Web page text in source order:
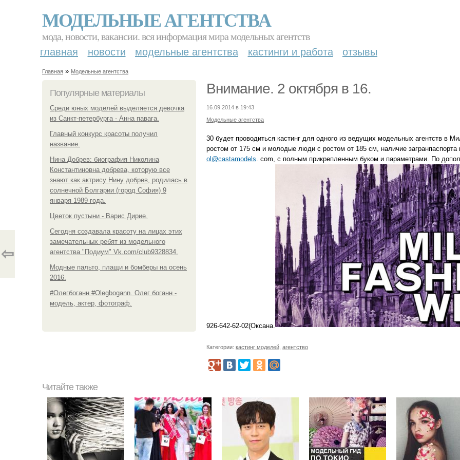
МОДЕЛЬНЫЕ АГЕНТСТВА
мода, новости, вакансии. вся информация мира модельных агентств
главная новости модельные агентства кастинги и работа отзывы
Главная » Модельные агентства
Популярные материалы
Среди юных моделей выделяется девочка
из Санкт-петербурга - Анна павага.
Главный конкурс красоты получил
название.
Нина Добрев: биография Николина
Константиновна добрева, которую все
знают как актрису Нину добрев, родилась в
солнечной Болгарии (город София) 9
января 1989 года.
Цветок пустыни - Варис Дирие.
Сегодня создавала красоту на лицах этих
замечательных ребят из модельного
агентства "Подиум" Vk.com/club9328834.
Модные пальто, плащи и бомберы на осень
2016.
#Олегбоганн #Olegbogann. Олег боганн -
модель, актер, фотограф.
Внимание. 2 октября в 16.
16.09.2014 в 19:43
Модельные агентства
30 будет проводиться кастинг для одного из ведущих модельных агентств в
ростом от 175 см и молодые люди с ростом от 185 см, наличие загранпаспорта
ol@castamodels . com, с полным прикрепленным буком и параметрами. По
926-642-62-02(Оксана.
Категории: кастинг моделей агентство
⇦
Читайте также